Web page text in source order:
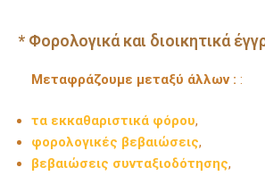
* Φορολογικά και διοικητικά
Μεταφράζουμε μεταξύ άλλων : :
τα εκκαθαριστικά φόρου,
φορολογικές βεβαιώσεις,
βεβαιώσεις συνταξιοδότησης,